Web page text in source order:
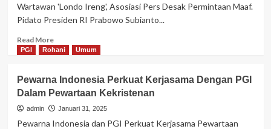
Wartawan 'Londo Ireng', Asosiasi Pers Desak Permintaan Maaf.
Pidato Presiden RI Prabowo Subianto...
Read MoreRead
more
Pernyataan
Presiden
RI
PGI Rohani Umum
Pewarna Indonesia Perkuat Kerjasama Dengan PGI
Dalam Pewartaan Kekristenan
admin Januari 31, 2025
Pewarna Indonesia dan PGI Perkuat Kerjasama Pewartaan